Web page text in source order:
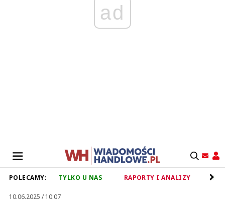
ad
POLECAMY: TYLKO U NAS RAPORTY I ANALIZY
10.06.2025 / 10:07